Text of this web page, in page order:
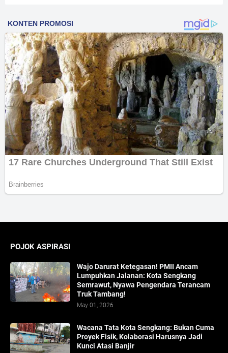
POJOK ASPIRASI
Wajo Darurat Ketegasan! PMII Ancam
Lumpuhkan Jalanan: Kota Sengkang
Semrawut, Nyawa Pengendara Terancam
Truk Tambang!
May 01, 2026
​Wacana Tata Kota Sengkang: Bukan Cuma
Proyek Fisik, Kolaborasi Harusnya Jadi
Kunci Atasi Banjir